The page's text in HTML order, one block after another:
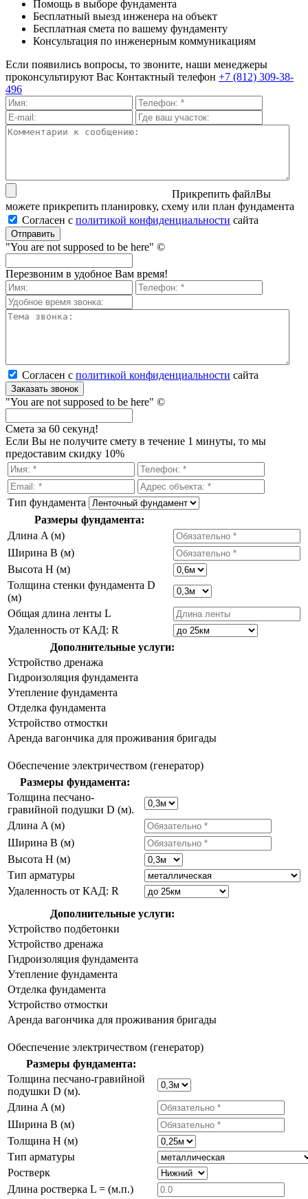
Помощь в выборе фундамента
Бесплатный выезд инженера на объект
Бесплатная смета по вашему фундаменту
Консультация по инженерным коммуникациям
Если появились вопросы, то звоните, наши менеджеры
проконсультируют Вас Контактный телефон +7 (812) 309-38-
496
Прикрепить файлВы
можете прикрепить планировку, схему или план фундамента
Согласен с политикой кон­фи­ден­ци­аль­нос­ти сайта
Отправить
"You are not supposed to be here" ©
Перезвоним в удобное Вам время!
Согласен с политикой кон­фи­ден­ци­аль­нос­ти сайта
Заказать звонок
"You are not supposed to be here" ©
Смета за 60 секунд!
Если Вы не получите смету в течение 1 минуты, то мы
предоставим скидку 10%
Тип фундамента
Размеры фундамента:
Длина A (м)
Ширина B (м)
Высота H (м)
Толщина стенки фундамента D
(м)
Общая длина ленты L
Удаленность от КАД: R
Дополнительные услуги:
Устройство дренажа
Гидроизоляция фундамента
Утепление фундамента
Отделка фундамента
Устройство отмостки
Аренда вагончика для проживания бригады
Обеспечение электричеством (генератор)
Размеры фундамента:
Толщина песчано-
гравийной подушки D (м).
Длина A (м)
Ширина B (м)
Высота H (м)
Тип арматуры
Удаленность от КАД: R
Дополнительные услуги:
Устройство подбетонки
Устройство дренажа
Гидроизоляция фундамента
Утепление фундамента
Отделка фундамента
Устройство отмостки
Аренда вагончика для проживания бригады
Обеспечение электричеством (генератор)
Размеры фундамента:
Толщина песчано-гравийной
подушки D (м).
Длина A (м)
Ширина B (м)
Толщина H (м)
Тип арматуры
Ростверк
Длина ростверка L = (м.п.)